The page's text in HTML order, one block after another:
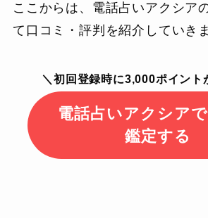
ここからは、電話占いアクシア
て口コミ・評判を紹介していき
＼初回登録時に3,000ポイント
電話占いアクシア
鑑定する